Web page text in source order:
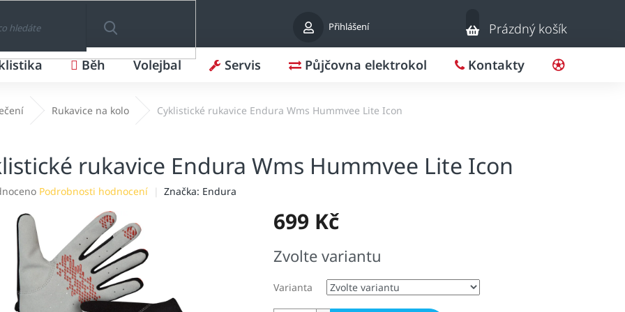
Přihlášení
HLEDAT
Nákupní
košík
Prázdný košík
Běh Volejbal Servis Půjčovna elektrokol Kontakty
Rukavice na kolo Cyklistické rukavice Endura Wms Hummvee Lite Icon
rukavice Endura Wms Hummvee Lite Icon
Podrobnosti hodnocení Značka: Endura
699 Kč
cena:
Zvolte variantu
Varianta